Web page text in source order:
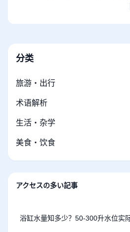
分类
旅游・出行
术语解析
生活・杂学
美食・饮食
アクセスの多い記事
浴缸水量知多少？50-300升水位实